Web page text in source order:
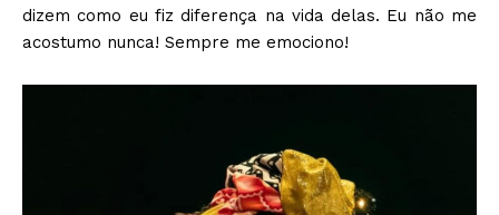
dizem como eu fiz diferença na vida delas. Eu não me
acostumo nunca! Sempre me emociono!